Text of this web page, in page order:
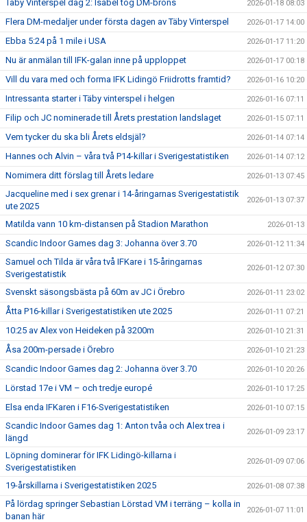
Täby Vinterspel dag 2: Isabel tog DM-brons 2026-01-18 08:03
Flera DM-medaljer under första dagen av Täby Vinterspel 2026-01-17 14:00
Ebba 5:24 på 1 mile i USA 2026-01-17 11:20
Nu är anmälan till IFK-galan inne på upploppet 2026-01-17 00:18
Vill du vara med och forma IFK Lidingö Friidrotts framtid? 2026-01-16 10:20
Intressanta starter i Täby vinterspel i helgen 2026-01-16 07:11
Filip och JC nominerade till Årets prestation landslaget 2026-01-15 07:11
Vem tycker du ska bli Årets eldsjäl? 2026-01-14 07:14
Hannes och Alvin – våra två P14-killar i Sverigestatistiken 2026-01-14 07:12
Nomimera ditt förslag till Årets ledare 2026-01-13 07:45
Jacqueline med i sex grenar i 14-åringarnas Sverigestatistik
ute 2025
2026-01-13 07:37
Matilda vann 10 km-distansen på Stadion Marathon 2026-01-13
Scandic Indoor Games dag 3: Johanna över 3.70 2026-01-12 11:34
Samuel och Tilda är våra två IFKare i 15-åringarnas
Sverigestatistik
2026-01-12 07:30
Svenskt säsongsbästa på 60m av JC i Örebro 2026-01-11 23:02
Åtta P16-killar i Sverigestatistiken ute 2025 2026-01-11 07:21
10:25 av Alex von Heideken på 3200m 2026-01-10 21:31
Åsa 200m-persade i Örebro 2026-01-10 21:23
Scandic Indoor Games dag 2: Johanna över 3.70 2026-01-10 20:26
Lörstad 17e i VM – och tredje europé 2026-01-10 17:25
Elsa enda IFKaren i F16-Sverigestatistiken 2026-01-10 07:15
Scandic Indoor Games dag 1: Anton tvåa och Alex trea i
längd
2026-01-09 23:17
Löpning dominerar för IFK Lidingö-killarna i
Sverigestatistiken
2026-01-09 07:06
19-årskillarna i Sverigestatistiken 2025 2026-01-08 07:38
På lördag springer Sebastian Lörstad VM i terräng – kolla in
banan här
2026-01-07 11:01